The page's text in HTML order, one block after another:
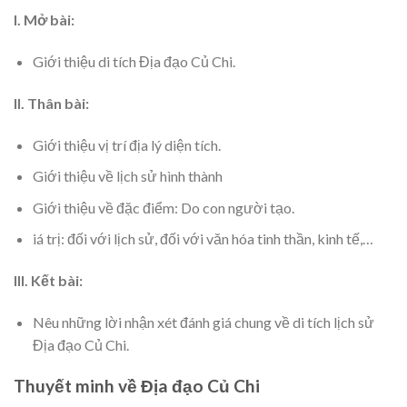
I. Mở bài:
Giới thiệu di tích Địa đạo Củ Chi.
II. Thân bài:
Giới thiệu vị trí địa lý diện tích.
Giới thiệu về lịch sử hình thành
Giới thiệu về đặc điểm: Do con người tạo.
iá trị: đối với lịch sử, đối với văn hóa tinh thần, kinh tế,…
III. Kết bài:
Nêu những lời nhận xét đánh giá chung về di tích lịch sử
Địa đạo Củ Chi.
Thuyết minh về Địa đạo Củ Chi